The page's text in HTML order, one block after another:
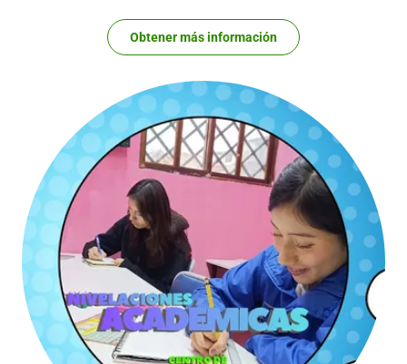
Obtener más información